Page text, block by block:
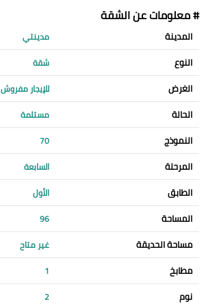
# معلومات عن الشقة
المدينة مدينتي
النوع شقة
الغرض للإيجار مفروش
الحالة مستلمة
النموذج 70
المرحلة السابعة
الطابق الأول
المساحة 96
مساحة الحديقة غير متاح
مطابخ 1
نوم 2